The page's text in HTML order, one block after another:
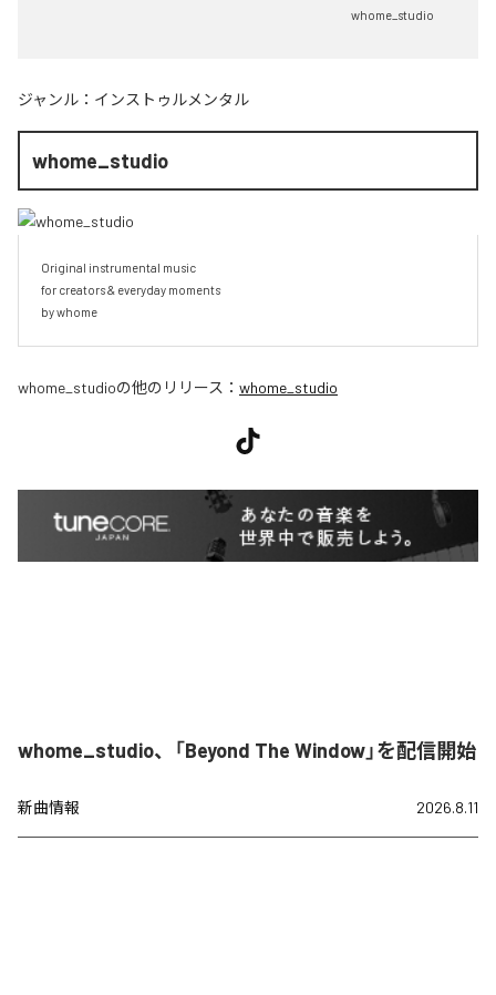
whome_studio
ジャンル： インストゥルメンタル
whome_studio
Original instrumental music
for creators & everyday moments
by whome
whome_studioの他のリリース： whome_studio
whome_studio、「Beyond The Window」を配信開始
新曲情報 2026.8.11